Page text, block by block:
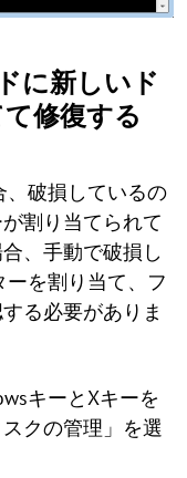
に新しいド
修復する
、破損しているの
割り当てられて
、手動で破損し
を割り当て、フ
る必要がありま
キーとXキーを
クの管理」を選